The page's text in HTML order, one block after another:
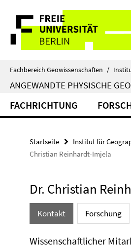
direkt
Inhalt
Service-
Navigation
Fachbereich Geowissenschaften /
ANGEWANDTE PHYSISCHE
FACHRICHTUNG
Startseite Institut für
Christian Reinhardt-Imjela
Dr. Christian
Kontakt Forschung
Wissenschaftlicher